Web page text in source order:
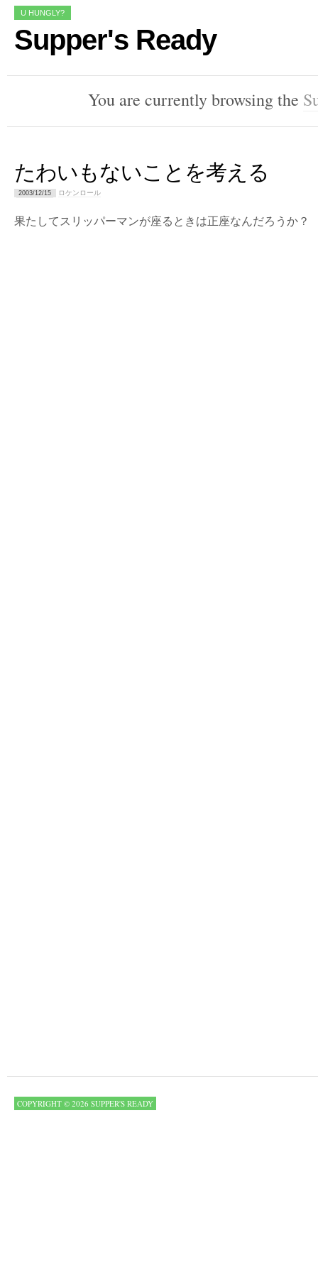
U HUNGLY?
Supper's Ready
You are currently browsing the
たわいもないことを考える
2003/12/15 ロケンロール
果たしてスリッパーマンが座るときは正座なんだろうか？
COPYRIGHT © 2026 SUPPER'S READY